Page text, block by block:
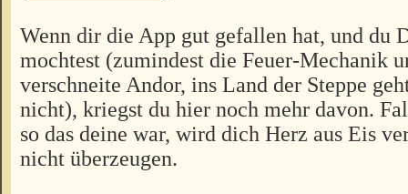
Wenn dir die App gut gefallen hat, und du
mochtest (zumindest die Feuer-Mechanik
verschneite Andor, ins Land der Steppe
nicht), kriegst du hier noch mehr davon.
so das deine war, wird dich Herz aus Eis
nicht überzeugen.